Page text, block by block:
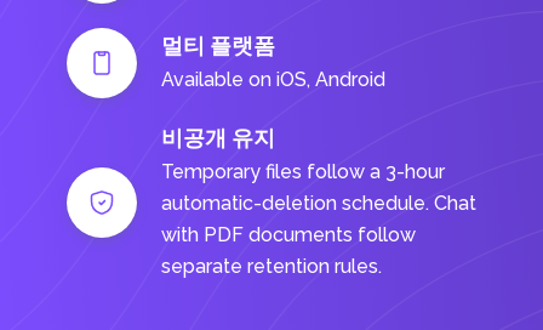
멀티 플랫폼
Available on iOS, Android
비공개 유지
Temporary files follow a 3-hour
automatic-deletion schedule. Chat
with PDF documents follow
separate retention rules.